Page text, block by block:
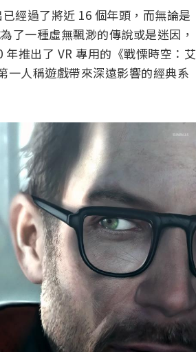
經過了將近 16 個年頭，而無論是
了一種虛無飄渺的傳說或是迷因，
推出了 VR 專用的《戰慄時空：艾
一人稱遊戲帶來深遠影響的經典系